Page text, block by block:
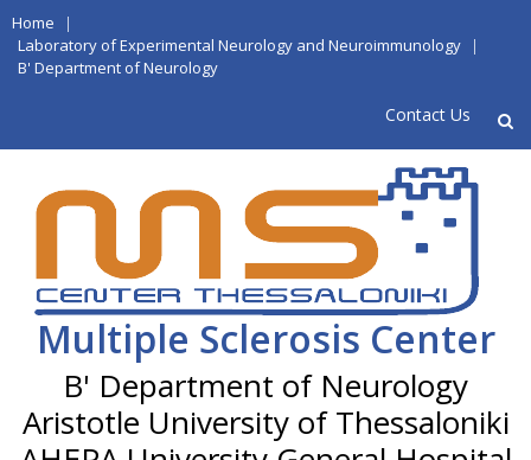
Skip
to
content
Home
|
Laboratory of Experimental Neurology and Neuroimmunology
|
B' Department of Neurology
Contact Us
Multiple Sclerosis Center
Aristotle University of Thessaloniki